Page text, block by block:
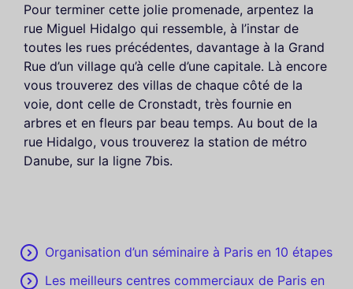
Pour terminer cette jolie promenade, arpentez la
rue Miguel Hidalgo qui ressemble, à l’instar de
toutes les rues précédentes, davantage à la Grand
Rue d’un village qu’à celle d’une capitale. Là encore
vous trouverez des villas de chaque côté de la
voie, dont celle de Cronstadt, très fournie en
arbres et en fleurs par beau temps. Au bout de la
rue Hidalgo, vous trouverez la station de métro
Danube, sur la ligne 7bis.
Organisation d’un séminaire à Paris en 10 étapes
Les meilleurs centres commerciaux de Paris en